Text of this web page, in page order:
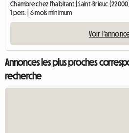
Chambre chez l'habitant | Saint-Brieuc
1 pers. | 6 mois minimum
Voir
Annonces les plus proches
recherche